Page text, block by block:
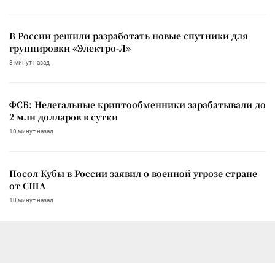
В России решили разработать новые спутники для
группировки «Электро-Л»
8 минут назад
ФСБ: Нелегальные криптообменники зарабатывали до
2 млн долларов в сутки
10 минут назад
Посол Кубы в России заявил о военной угрозе стране
от США
10 минут назад